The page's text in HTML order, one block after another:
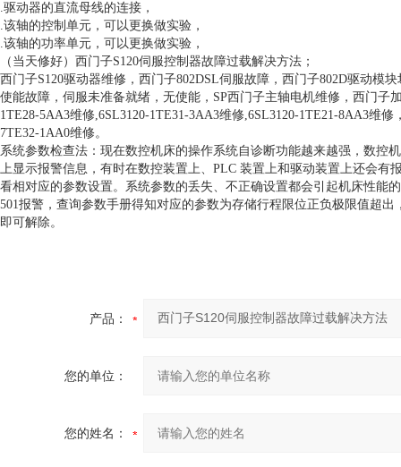
.驱动器的直流母线的连接，
.该轴的控制单元，可以更换做实验，
.该轴的功率单元，可以更换做实验，
（当天修好）西门子S120伺服控制器故障过载解决方法；
西门子S120驱动器维修，西门子802DSL伺服故障，西门子802D驱动模
使能故障，伺服未准备就绪，无使能，SP西门子主轴电机维修，西门子
1TE28-5AA3维修,6SL3120-1TE31-3AA3维修,6SL3120-1TE21-8AA3维
7TE32-1AA0维修。
系统参数检查法：现在数控机床的操作系统自诊断功能越来越强，数控
上显示报警信息，有时在数控装置上、PLC 装置上和驱动装置上还会
看相对应的参数设置。系统参数的丢失、不正确设置都会引起机床性能
501报警，查询参数手册得知对应的参数为存储行程限位正负极限值超
即可解除。
产品：
您的单位：
您的姓名：